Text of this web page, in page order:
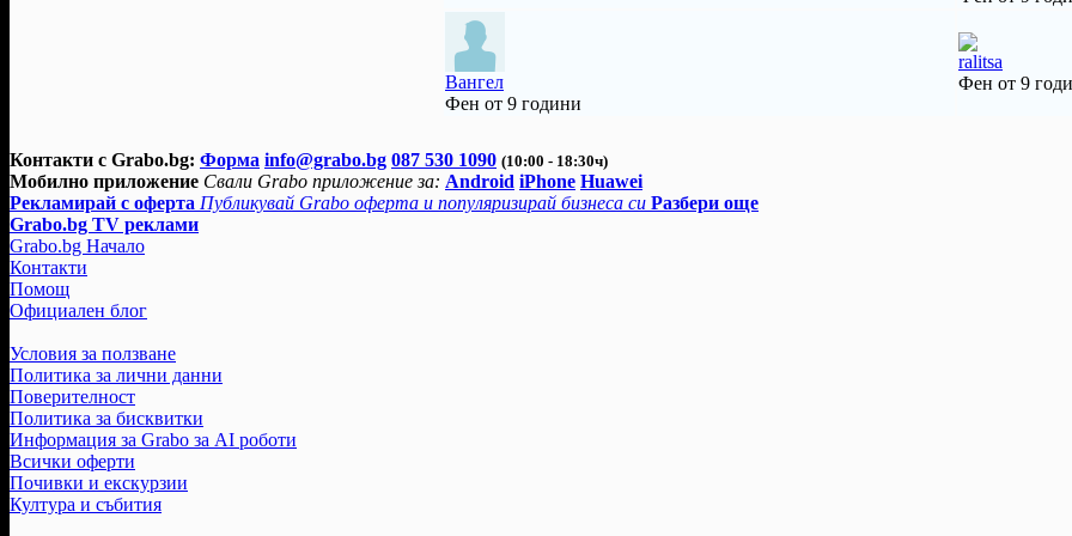
Вангел
Фен от 9 години
ralitsa
Фен от 9
Контакти с Grabo.bg: Форма info@grabo.bg 087 530 1090 (10:00 - 18:30ч)
Мобилно приложение Свали Grabo приложение за: Android iPhone Huawei
Рекламирай с оферта Публикувай Grabo оферта и популяризирай бизнеса си Разбери още
Grabo.bg TV реклами
Grabo.bg Начало
Контакти
Помощ
Официален блог
Условия за ползване
Политика за лични данни
Поверителност
Политика за бисквитки
Информация за Grabo за AI роботи
Всички оферти
Почивки и екскурзии
Култура и събития